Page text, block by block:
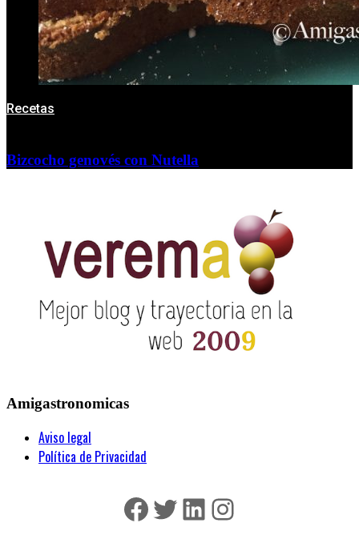
Recetas
Bizcocho genovés con Nutella
Amigastronomicas
Aviso legal
Política de Privacidad
Facebook
Twitter
LinkedIn
Instagram